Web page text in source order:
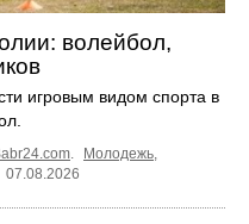
волейбол,
игровым видом спорта в
. Молодежь,
07.08.2026